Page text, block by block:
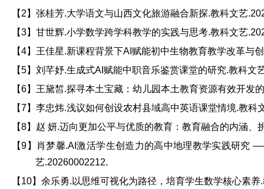
【2】张桂芳.大学语文与山西文化旅游融合新探.教科文艺
【3】甘世辉.小学数学跨学科教学的实践与思考.教科文艺
【4】王佳星.新课程背景下AI赋能初中生物教育教学改革与
【5】刘芊妤.生成式AI赋能中职音乐鉴赏课堂的研究.教科文
【6】王黛皙.探寻本土宝藏：幼儿园本土教育资源有效开发
【7】李忠炜.浅议如何创设农村县域高中英语课堂情境.教科
【8】赵 妍.迈向更加公平与优质的教育：教育融合的内涵
【9】肖梦馨.AI激活学生创造力的高中地理教学实践研究
艺.20260002212.
【10】余乐勇.以思维可视化为路径，培育学生数学核心素